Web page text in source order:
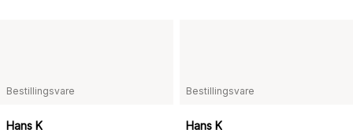
Bestillingsvare
Hans K
Bestillingsvare
Hans K